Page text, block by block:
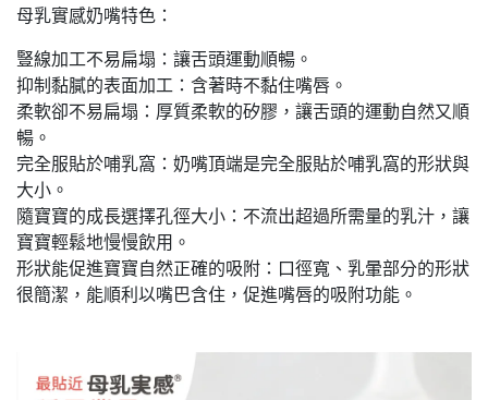
母乳實感奶嘴特色：
豎線加工不易扁塌：讓舌頭運動順暢。
抑制黏膩的表面加工：含著時不黏住嘴唇。
柔軟卻不易扁塌：厚質柔軟的矽膠，讓舌頭的運動自然又順
暢。
完全服貼於哺乳窩：奶嘴頂端是完全服貼於哺乳窩的形狀與
大小。
隨寶寶的成長選擇孔徑大小：不流出超過所需量的乳汁，讓
寶寶輕鬆地慢慢飲用。
形狀能促進寶寶自然正確的吸附：口徑寬、乳暈部分的形狀
很簡潔，能順利以嘴巴含住，促進嘴唇的吸附功能。